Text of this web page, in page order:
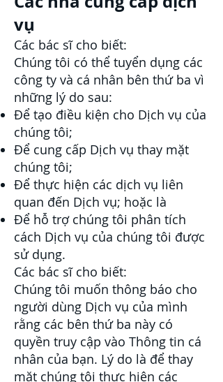
vụ
Các bác sĩ cho biết:
Chúng tôi có thể tuyển dụng các
công ty và cá nhân bên thứ ba vì
những lý do sau:
Để tạo điều kiện cho Dịch vụ của
chúng tôi;
Để cung cấp Dịch vụ thay mặt
chúng tôi;
Để thực hiện các dịch vụ liên
quan đến Dịch vụ; hoặc là
Để hỗ trợ chúng tôi phân tích
cách Dịch vụ của chúng tôi được
sử dụng.
Các bác sĩ cho biết:
Chúng tôi muốn thông báo cho
người dùng Dịch vụ của mình
rằng các bên thứ ba này có
quyền truy cập vào Thông tin cá
nhân của bạn. Lý do là để thay
mặt chúng tôi thực hiện các